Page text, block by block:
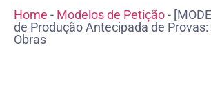
Home - Modelos de Petição-
de Produção Antecipada de
Obras